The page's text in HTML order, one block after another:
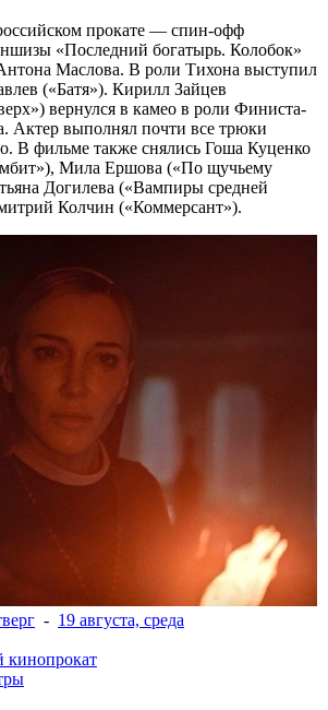
прокате — спин-офф
«Последний богатырь. Колобок»
Маслова. В роли Тихона выступил
(«Батя»). Кирилл Зайцев
вернулся в камео в роли Финиста-
Актер выполнял почти все трюки
В фильме также снялись Гоша Куценко
Мила Ершова («По щучьему
Догилева («Вампиры средней
Колчин («Коммерсант»).
- 19 августа, среда
кинопрокат